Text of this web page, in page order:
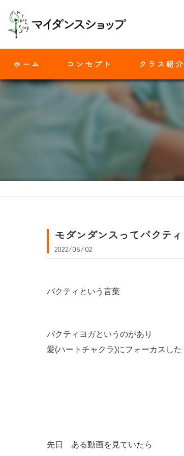
ホーム コンセプト クラス紹介
モダンバレエ
ヒップホップ
ジャズダンス
ストレッチ
モダンダンスってバクティ
2022/08/02
バクティという言葉
バクティヨガというのがあり
愛(ハートチャクラ)にフォーカスした
先日 ある動画を見ていたら